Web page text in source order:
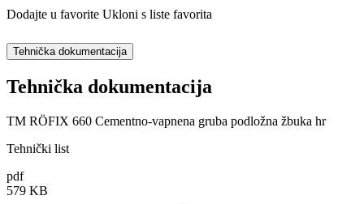
Dodajte u favorite Ukloni s liste favorita
Tehnička dokumentacija
Tehnička dokumentacija
TM RÖFIX 660 Cementno-vapnena gruba podložna žbuka hr
Tehnički list
pdf
579 KB